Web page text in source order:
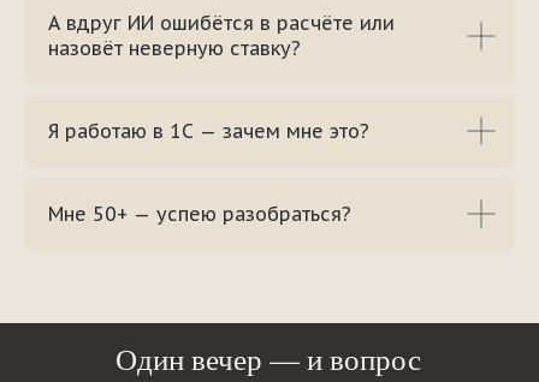
А вдруг ИИ ошибётся в расчёте или
назовёт неверную ставку?
Я работаю в 1С — зачем мне это?
Мне 50+ — успею разобраться?
Один вечер — и вопрос